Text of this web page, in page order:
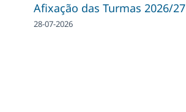
Afixação das Turmas 2026/27
28-07-2026